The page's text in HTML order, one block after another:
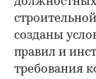
созданы
правил и
требования